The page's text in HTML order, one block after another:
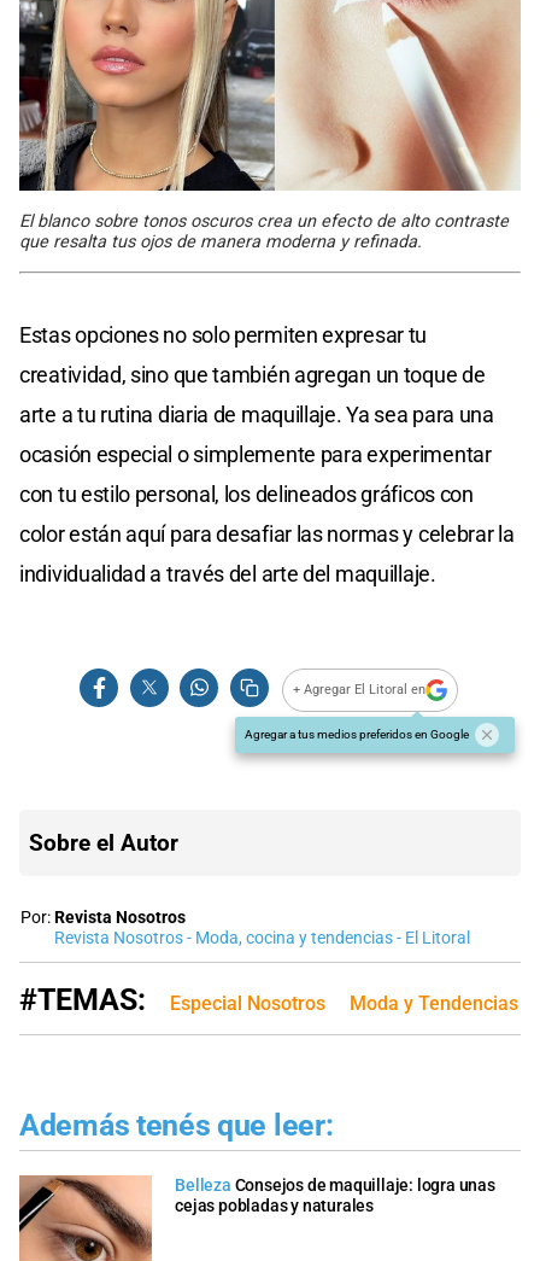
El blanco sobre tonos oscuros crea un efecto de alto contraste
que resalta tus ojos de manera moderna y refinada.
Estas opciones no solo permiten expresar tu
creatividad, sino que también agregan un toque de
arte a tu rutina diaria de maquillaje. Ya sea para una
ocasión especial o simplemente para experimentar
con tu estilo personal, los delineados gráficos con
color están aquí para desafiar las normas y celebrar la
individualidad a través del arte del maquillaje.
+ Agregar El Litoral en
Agregar a tus medios preferidos en Google
Sobre el Autor
Por:Revista Nosotros
Revista Nosotros - Moda, cocina y tendencias - El Litoral
#TEMAS: Especial Nosotros Moda y Tendencias
Además tenés que leer:
Belleza Consejos de maquillaje: logra unas
cejas pobladas y naturales